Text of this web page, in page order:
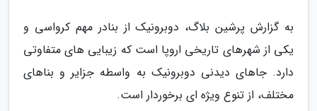
به گزارش پرشین بلاگ، دوبرونیک از بنادر مهم کرواسی و
یکی از شهرهای تاریخی اروپا است که زیبایی های متفاوتی
دارد. جاهای دیدنی دوبرونیک به واسطه جزایر و بناهای
مختلف، از تنوع ویژه ای برخوردار است.